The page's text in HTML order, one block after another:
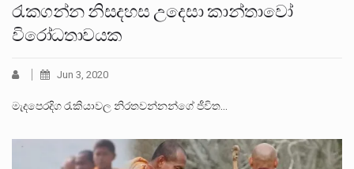
රැකගන්න නිසදහස උදෙසා කාන්තාවෝ
විරෝධතාවයක
Jun 3, 2020
මැදපෙරදිග රැකියාවල නිරතවන්නන්ගේ ජීවිත…